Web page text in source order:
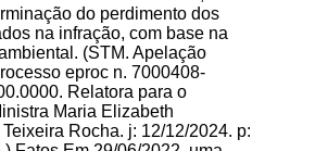
do perdimento dos
na infração, com base na
(STM. Apelação
eproc n. 7000408-
Relatora para o
Maria Elizabeth
Rocha. j: 12/12/2024. p: